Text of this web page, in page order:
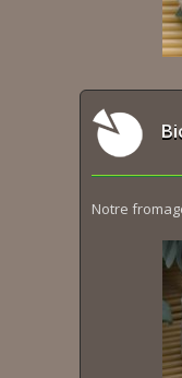
Notre